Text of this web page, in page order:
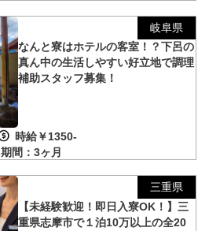
岐阜県
なんと寮はホテルの客室！？下呂の
真ん中の生活しやすい好立地で調理
補助スタッフ募集！
時給￥1350-
期間：3ヶ月
三重県
【未経験歓迎！即日入寮OK！】三
重県志摩市で１泊10万以上の全20